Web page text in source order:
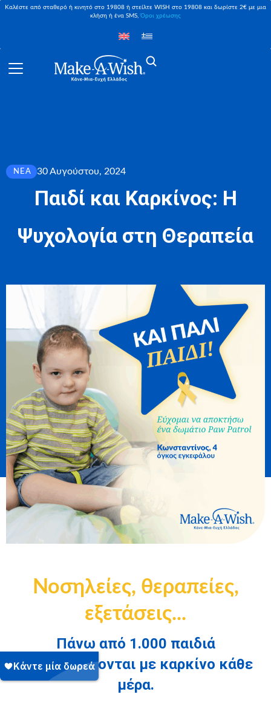
Καλέστε από σταθερό ή κινητό στο 19808 ή στείλτε WISH στο 19808 και δωρίστε 2€ με μια
κλήση ή ένα SMS,Όροι χρέωσης
ΝΈΑ 30 Αυγούστου, 2024
Παιδί και Καρκίνος: Η
Ψυχολογία στη Θεραπεία
Νοσηλείες, θεραπείες,
εξετάσεις...
Πάνω από 1.000 παιδιά
διαγιγνώσκονται με καρκίνο κάθε
μέρα.